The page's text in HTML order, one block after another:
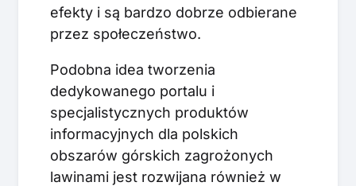
efekty i są bardzo dobrze odbierane
przez społeczeństwo.
Podobna idea tworzenia
dedykowanego portalu i
specjalistycznych produktów
informacyjnych dla polskich
obszarów górskich zagrożonych
lawinami jest rozwijana również w